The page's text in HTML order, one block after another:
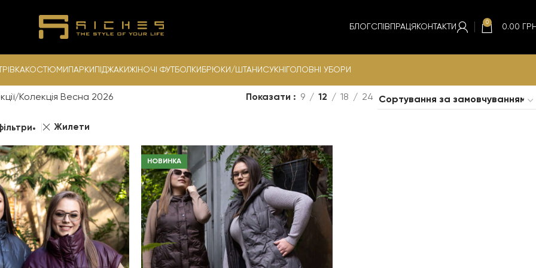
БЛОГ СПІВПРАЦЯ КОНТАКТИ
0
0.00
КОСТЮМИ ПАРКИ ПІДЖАКИЖІНОЧІ ФУТБОЛКИ БРЮКИ/ШТАНИ СУКНІ ГОЛОВНІ УБОРИ
Колекція Весна 2026 Показати 9 12 18 24
Жилети
НОВИНКА